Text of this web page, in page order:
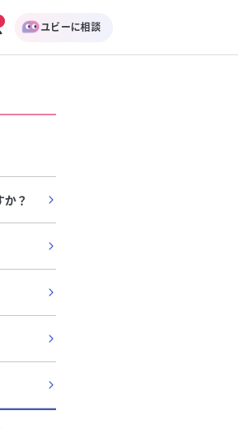
ユビーに相談
？